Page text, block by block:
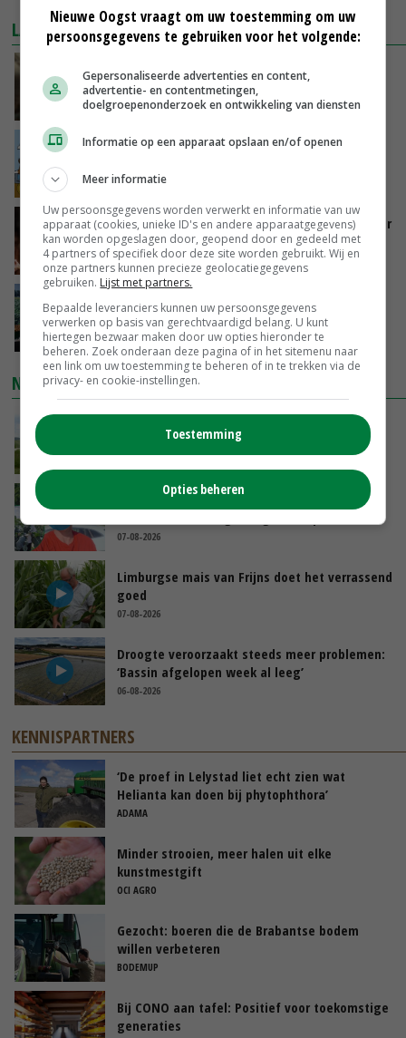
LAATSTE NIEUWS
‘Samenwerking A-ware en Amalthea gaat
zorgen voor meer balans’
GISTEREN, 16:01
Internationale vraag naar geitenzuivel blijft
GISTEREN, 15:33
Vlaamse varkensstapel krimpt, pluimveesector
groeit door schaalvergroting
GISTEREN, 15:20
‘Cijfer jezelf niet weg en doe vooral ook waar
je gelukkig van wordt’
GISTEREN, 13:31
NIEUWSTE VIDEO'S
GISTEREN, 10:00
Oekraïne-vlogger Kees Huizinga: ‘Bezoek van
07-08-2026
Limburgse mais van Frijns doet het verrassend
goed
07-08-2026
Droogte veroorzaakt steeds meer problemen:
‘Bassin afgelopen week al leeg’
06-08-2026
KENNISPARTNERS
‘De proef in Lelystad liet echt zien wat
Helianta kan doen bij phytophthora’
ADAMA
Minder strooien, meer halen uit elke
kunstmestgift
OCI AGRO
Gezocht: boeren die de Brabantse bodem
willen verbeteren
BODEMUP
Bij CONO aan tafel: Positief voor toekomstige
generaties
Nieuwe Oogst vraagt om uw toestemming om uw
persoonsgegevens te gebruiken voor het volgende:
Gepersonaliseerde advertenties en content,
advertentie- en contentmetingen,
doelgroepenonderzoek en ontwikkeling van diensten
Informatie op een apparaat opslaan en/of openen
Meer informatie
Uw persoonsgegevens worden verwerkt en informatie van uw
apparaat (cookies, unieke ID's en andere apparaatgegevens)
kan worden opgeslagen door, geopend door en gedeeld met
4 partners of specifiek door deze site worden gebruikt. Wij en
onze partners kunnen precieze geolocatiegegevens
gebruiken. Lijst met partners.
Bepaalde leveranciers kunnen uw persoonsgegevens
verwerken op basis van gerechtvaardigd belang. U kunt
hiertegen bezwaar maken door uw opties hieronder te
beheren. Zoek onderaan deze pagina of in het sitemenu naar
een link om uw toestemming te beheren of in te trekken via de
privacy- en cookie-instellingen.
Toestemming
Opties beheren